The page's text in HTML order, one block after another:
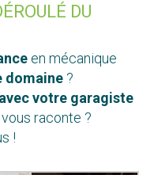
DU
en mécanique
domaine ?
votre garagiste
raconte ?
!